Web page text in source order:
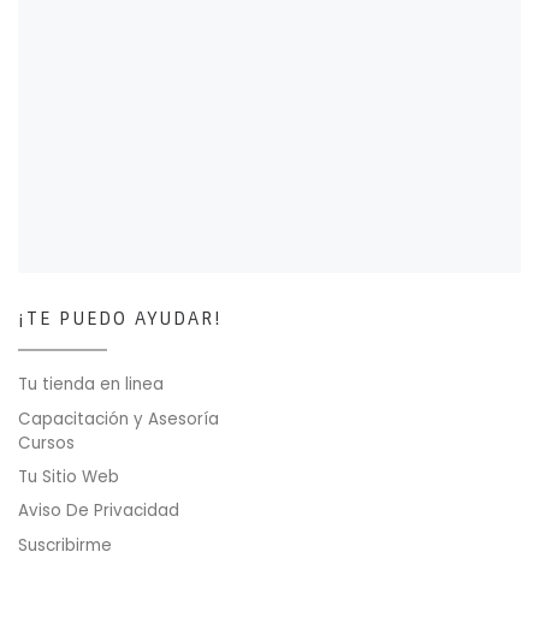
¡TE PUEDO AYUDAR!
Tu tienda en linea
Capacitación y Asesoría
Cursos
Tu Sitio Web
Aviso De Privacidad
Suscribirme